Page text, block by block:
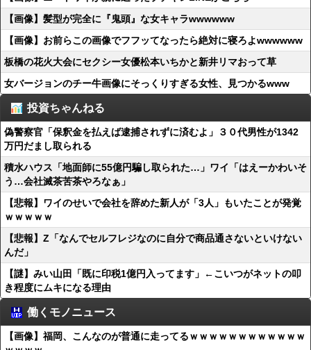
【画像】髪型が完全に『鬼頭』な女キャラwwwwww
【画像】お前らこの画像でフフッてなったら絶対に寝ろよwwwwww
板橋の花火大会にセクシー女優松本いちかと新井リマおって草
女バージョンのチー牛画像にそっくりすぎる女性、見つかるwww
投資ちゃんねる
偽警察官「保釈金を払えば逮捕されずに済むよ」３０代男性が1342
万円だまし取られる
積水ハウス「地面師に55億円騙し取られた…」ワイ「はえーかわいそ
う…会社滅茶苦茶やろなぁ」
【悲報】ワイのせいで会社を辞めた新人が「3人」もいたことが発覚
ｗｗｗｗｗ
【悲報】Z「なんでセルフレジなのに自分で商品通さないといけない
んだ」
【謎】みい山田「既に印税1億円入ってます」←こいつがネットの叩
き程度にムキになる理由
働くモノニュース
【画像】福岡、こんなのが普通に走ってるｗｗｗｗｗｗｗｗｗｗｗｗ